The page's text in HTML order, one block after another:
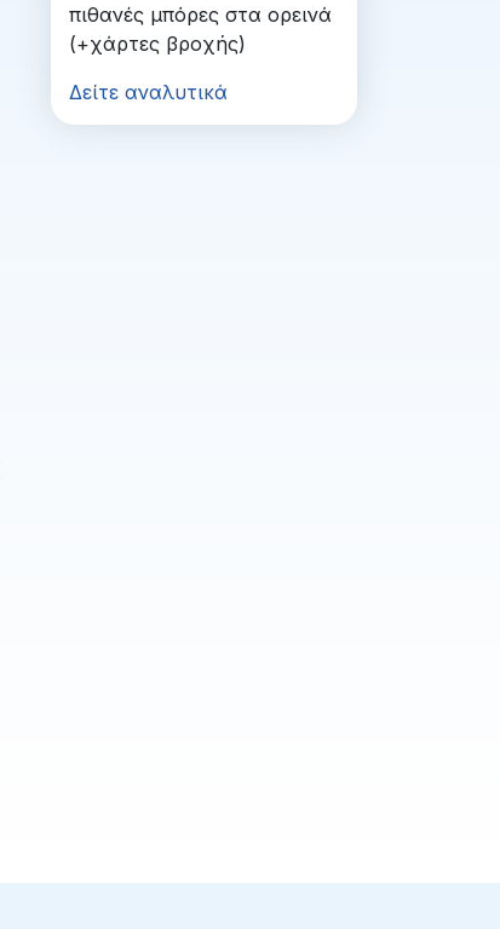
πιθανές μπόρες στα ορεινά
(+χάρτες βροχής)
Δείτε αναλυτικά